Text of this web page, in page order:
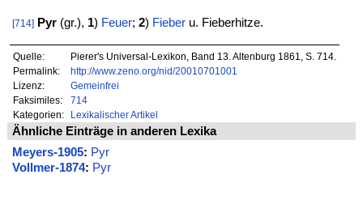
[714] Pyr(gr.), 1) Feuer; 2) Fieberu. Fieberhitze.
Quelle:
Pierer's Universal-Lexikon, Band 13. Altenburg 1861, S. 714.
Permalink:
http://www.zeno.org/nid/20010701001
Lizenz:
Gemeinfrei
Faksimiles:
714
Kategorien:
Lexikalischer Artikel
Ähnliche Einträge in anderen Lexika
Meyers-1905: Pyr
Vollmer-1874: Pyr